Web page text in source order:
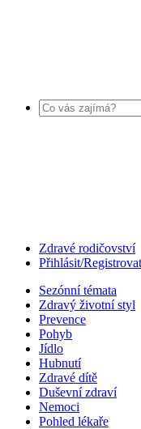
Zdravé rodičovství
Přihlásit/Registrovat
Sezónní témata
Zdravý životní styl
Prevence
Pohyb
Jídlo
Hubnutí
Zdravé dítě
Duševní zdraví
Nemoci
Pohled lékaře